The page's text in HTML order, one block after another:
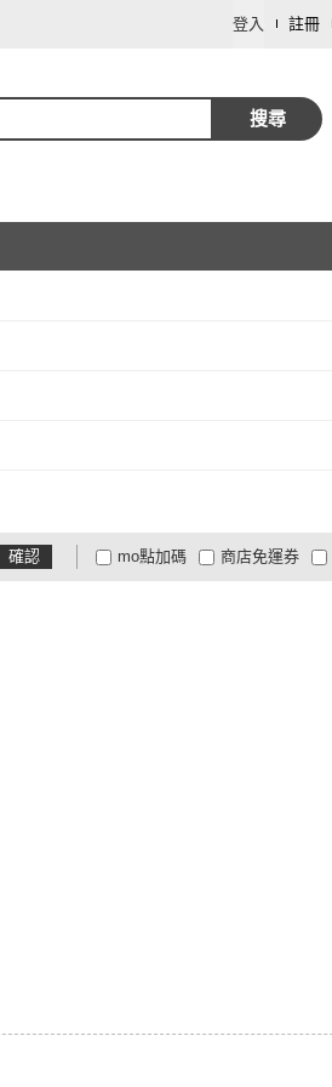
登入 註冊
搜尋
確認 mo點加碼
大家電安心配
大家電快配
商店免運券